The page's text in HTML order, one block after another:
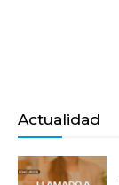
Actualidad